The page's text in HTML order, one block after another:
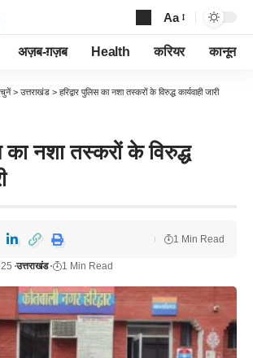
Font
Resizer
Aa
अज़ब-ग़ज़ब Health करियर कानून
चुनें > उत्तराखंड > हरिद्वार पुलिस का नशा तस्करों के विरुद्ध कार्यवाही जारी
का नशा तस्करों के विरुद्ध
उत्तराखंड 1 Min Read
1 Min Read